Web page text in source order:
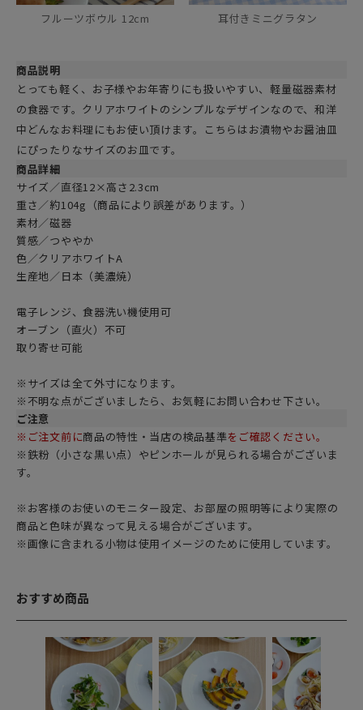
フルーツボウル 12cm 耳付きミニグラタン
商品説明
とっても軽く、お子様やお年寄りにも扱いやすい、軽量磁器素材
の食器です。クリアホワイトのシンプルなデザインなので、和洋
中どんなお料理にもお使い頂けます。こちらはお漬物やお醤油皿
にぴったりなサイズのお皿です。
商品詳細
サイズ／直径12×高さ2.3cm
重さ／約104g（商品により誤差があります。）
素材／磁器
質感／つややか
色／クリアホワイトA
生産地／日本（美濃焼）
電子レンジ、食器洗い機使用可
オーブン（直火）不可
取り寄せ可能
※サイズは全て外寸になります。
※不明な点がございましたら、お気軽にお問い合わせ下さい。
ご注意
※ご注文前に商品の特性・当店の検品基準をご確認ください。
※鉄粉（小さな黒い点）やピンホールが見られる場合がございま
す。
※お客様のお使いのモニター設定、お部屋の照明等により実際の
商品と色味が異なって見える場合がございます。
※画像に含まれる小物は使用イメージのために使用しています。
おすすめ商品